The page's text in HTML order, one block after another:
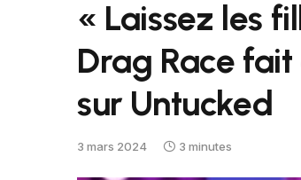
« Laissez les
Drag Race
sur Untucked
3 mars 2024 3 minutes